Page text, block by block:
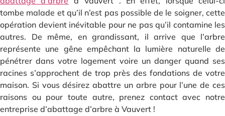
tombe malade et qu’il n’est pas possible de le soigner, cette
opération devient inévitable pour ne pas qu’il contamine les
autres. De même, en grandissant, il arrive que l’arbre
représente une gêne empêchant la lumière naturelle de
pénétrer dans votre logement voire un danger quand ses
racines s’approchent de trop près des fondations de votre
maison. Si vous désirez abattre un arbre pour l’une de ces
raisons ou pour toute autre, prenez contact avec notre
entreprise d’abattage d’arbre à Vauvert !